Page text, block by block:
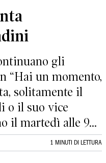
gli
“Hai un momento,
solitamente il
o il suo vice
il martedì alle 9...
1 MINUTI DI LETTURA